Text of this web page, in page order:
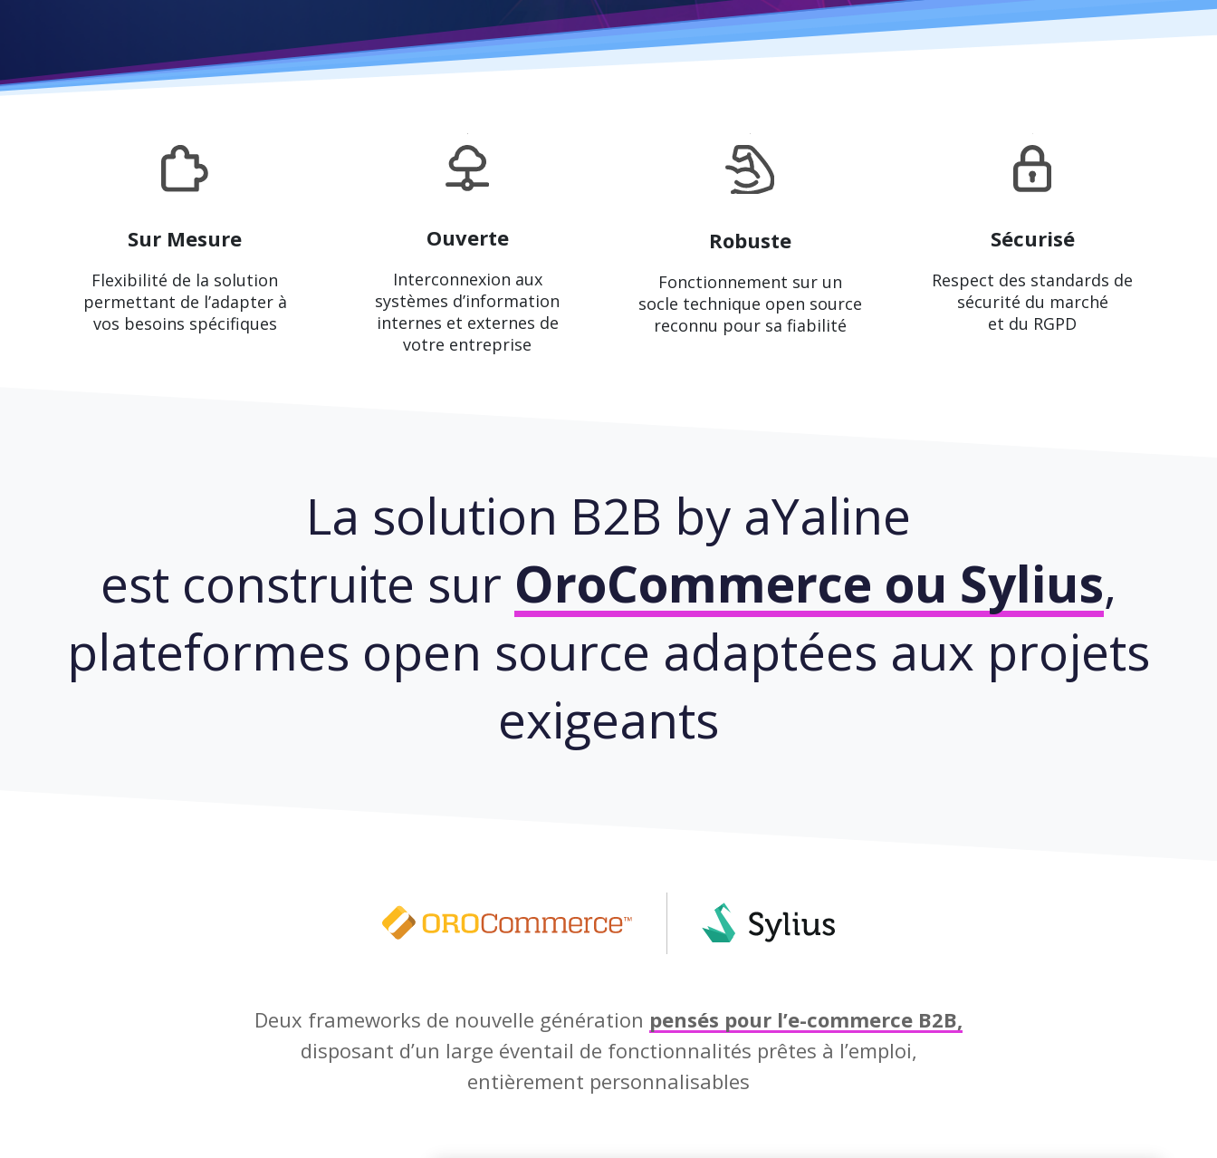
Sur Mesure
Flexibilité de la solution
permettant de l’adapter à
vos besoins spécifiques
Ouverte
Interconnexion aux
systèmes d’information
internes et externes de
votre entreprise
Robuste
Fonctionnement sur un
socle technique open source
reconnu pour sa fiabilité
Sécurisé
Respect des standards de
sécurité du marché
et du RGPD
La solution B2B by aYaline
est construite sur OroCommerce ou Sylius,
plateformes open source adaptées aux projets
exigeants
Deux frameworks de nouvelle génération pensés pour l’e-commerce B2B,
disposant d’un large éventail de fonctionnalités prêtes à l’emploi,
entièrement personnalisables